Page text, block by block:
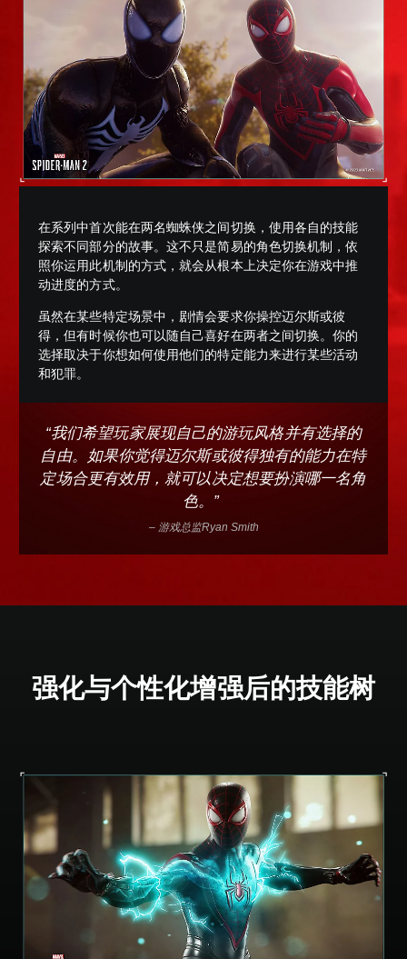
在系列中首次能在两名蜘蛛侠之间切换，使用各自的技能
探索不同部分的故事。这不只是简易的角色切换机制，依
照你运用此机制的方式，就会从根本上决定你在游戏中推
动进度的方式。
虽然在某些特定场景中，剧情会要求你操控迈尔斯或彼
得，但有时候你也可以随自己喜好在两者之间切换。你的
选择取决于你想如何使用他们的特定能力来进行某些活动
和犯罪。
“我们希望玩家展现自己的游玩风格并有选择的
自由。如果你觉得迈尔斯或彼得独有的能力在特
定场合更有效用，就可以决定想要扮演哪一名角
色。”
– 游戏总监Ryan Smith
强化与个性化增强后的技能树